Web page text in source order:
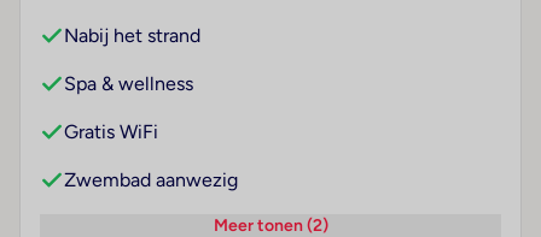
Nabij het strand
Spa & wellness
Gratis WiFi
Zwembad aanwezig
Meer tonen (2)